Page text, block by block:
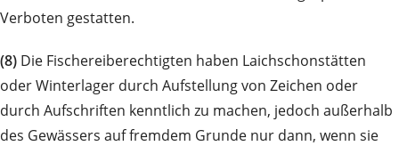
Verboten gestatten.
(8) Die Fischereiberechtigten haben Laichschonstätten
oder Winterlager durch Aufstellung von Zeichen oder
durch Aufschriften kenntlich zu machen, jedoch außerhalb
des Gewässers auf fremdem Grunde nur dann, wenn sie